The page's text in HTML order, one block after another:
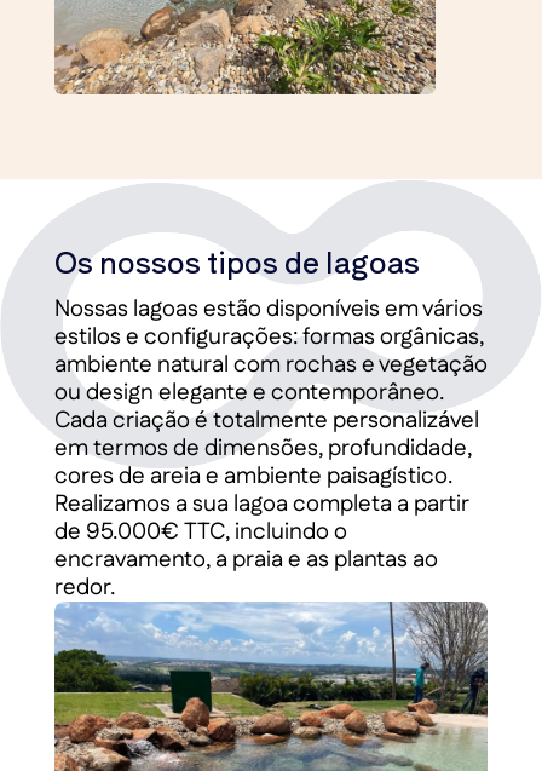
Os nossos tipos de lagoas
Nossas lagoas estão disponíveis em vários
estilos e configurações: formas orgânicas,
ambiente natural com rochas e vegetação
ou design elegante e contemporâneo.
Cada criação é totalmente personalizável
em termos de dimensões, profundidade,
cores de areia e ambiente paisagístico.
Realizamos a sua lagoa completa a partir
de 95.000€ TTC, incluindo o
encravamento, a praia e as plantas ao
redor.